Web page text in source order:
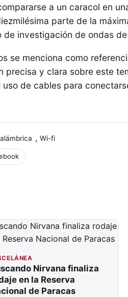
a un caracol en
parte de la
investigación de ondas de
se menciona como
precisa y clara sobre este
de cables para
, Wi-fi
Nirvana finaliza
en la Reserva
de Paracas